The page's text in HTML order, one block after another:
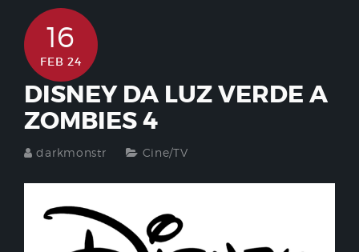
16
FEB 24
DISNEY DA LUZ VERDE A
ZOMBIES 4
darkmonstr Cine/TV